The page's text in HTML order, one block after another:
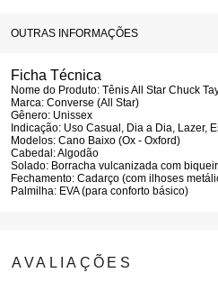
OUTRAS INFORMAÇÕES
Ficha Técnica
Nome do Produto: Tênis All Star Chuck
Marca: Converse (All Star)
Gênero: Unissex
Indicação: Uso Casual, Dia a Dia, Lazer,
Modelos: Cano Baixo (Ox - Oxford)
Cabedal:Algodão
Solado: Borracha vulcanizada com
Fechamento: Cadarço (com ilhoses
Palmilha: EVA (para conforto básico)